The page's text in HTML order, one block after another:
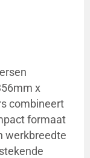
x
combineert
formaat
werkbreedte